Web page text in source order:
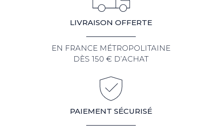
LIVRAISON OFFERTE
EN FRANCE MÉTROPOLITAINE
DÈS 150 € D’ACHAT
PAIEMENT SÉCURISÉ